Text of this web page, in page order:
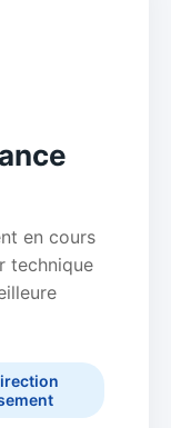
en cours
technique